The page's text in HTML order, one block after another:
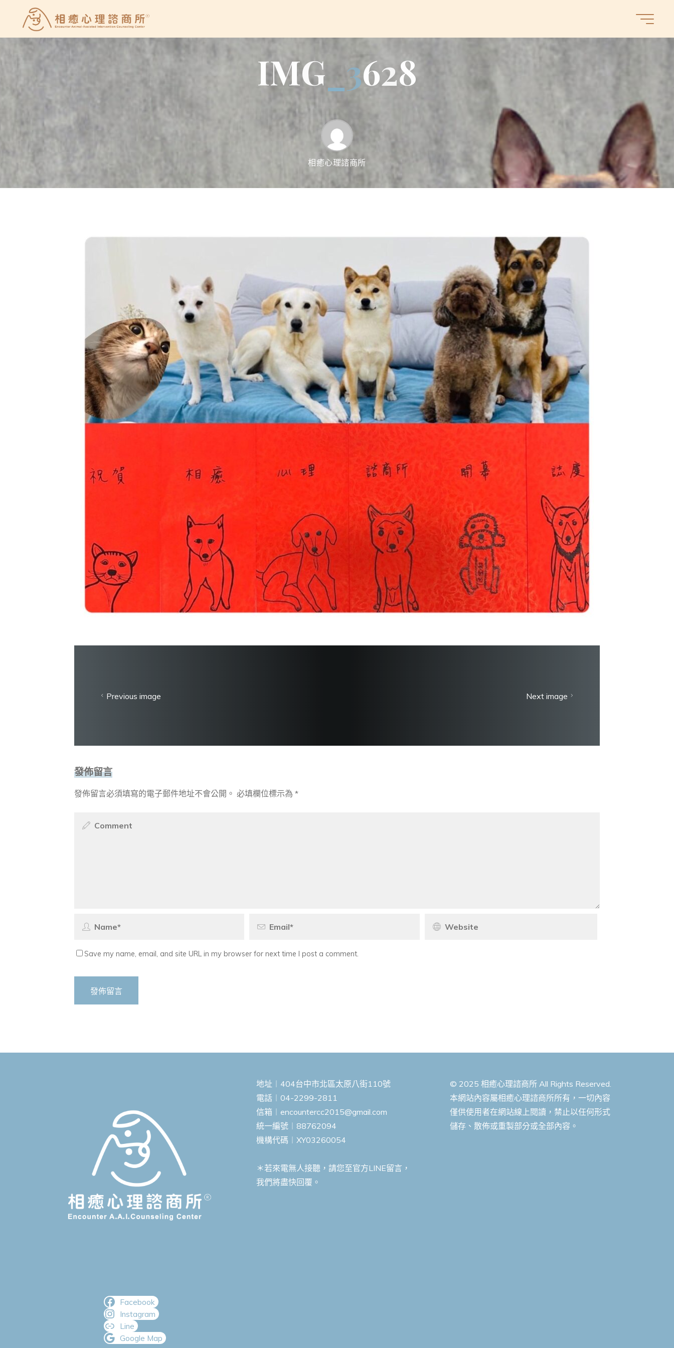
癒
所
IMG _3628
相癒心理諮商所
Previous image Next image
發佈留言
發佈留言必須填寫的電子郵件地址不會公開。 必填欄位標示為 *
Save my name, email, and site URL in my browser for next time I post a comment.
地址︱404台中市北區太原八街110號
電話︱04-2299-2811
信箱︱ encountercc2015@gmail.com
統一編號︱88762094
機構代碼︱XY03260054
＊若來電無人接聽，請您至官方LINE留言，
我們將盡快回覆。
© 2025 相癒心理諮商所 All Rights Reserved.
本網站內容屬相癒心理諮商所所有，一切內容
僅供使用者在網站線上閱讀，禁止以任何形式
儲存、散佈或重製部分或全部內容。
Facebook
Instagram
Line
Google Map